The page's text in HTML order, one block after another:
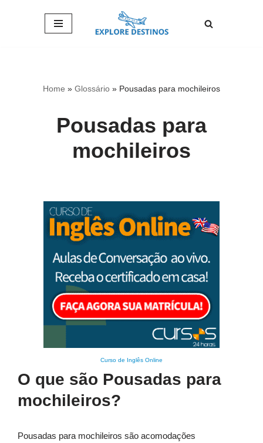
Home » Glossário » Pousadas para mochileiros
Pousadas para
mochileiros
Curso de Inglês Online
O que são Pousadas para
mochileiros?
Pousadas para mochileiros são acomodações